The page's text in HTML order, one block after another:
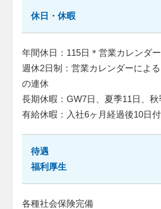
休日・休暇
年間休日：115日＊営業カレンダ
週休2日制：営業カレンダーによ
の連休
長期休暇：GW7日、夏季11日、
有給休暇：入社6ヶ月経過後10日
待遇
福利厚生
各種社会保険完備